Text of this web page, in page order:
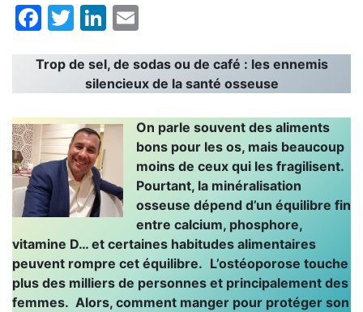
Facebook
TwitterLinkedIn
Trop de sel, de sodas ou de café : les ennemis
silencieux de la santé osseuse
On parle souvent des aliments
bons pour les os, mais beaucoup
moins de ceux qui les fragilisent.
Pourtant, la minéralisation
osseuse dépend d’un équilibre fin
entre calcium, phosphore,
vitamine D… et certaines habitudes alimentaires
peuvent rompre cet équilibre. L’ostéoporose touche
plus des milliers de personnes et principalement des
femmes. Alors, comment manger pour protéger son